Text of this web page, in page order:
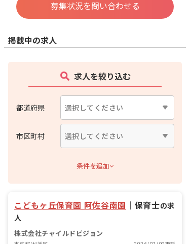
募集状況を問い合わせる
掲載中の求人
求人を絞り込む
都道府県
市区町村
条件を追加
こどもヶ丘保育園 阿佐谷南園 保育士の求
人
株式会社チャイルドビジョン